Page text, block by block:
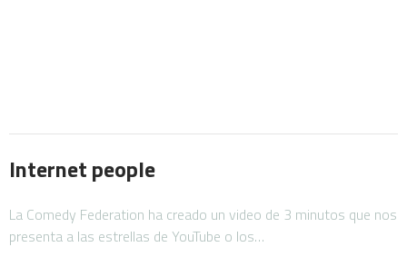
Internet people
La Comedy Federation ha creado un video de 3 minutos que nos
presenta a las estrellas de YouTube o los…